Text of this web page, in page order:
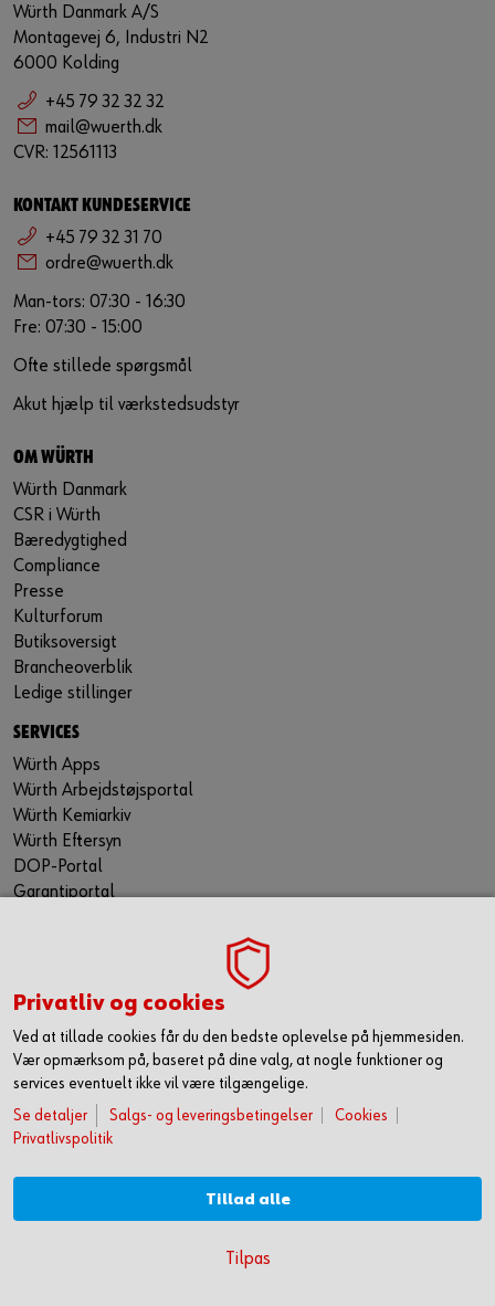
Würth Danmark A/S
Montagevej 6, Industri N2
6000 Kolding
+45 79 32 32 32
mail@wuerth.dk
CVR: 12561113
KONTAKT KUNDESERVICE
+45 79 32 31 70
ordre@wuerth.dk
Man-tors: 07:30 - 16:30
Fre: 07:30 - 15:00
Ofte stillede spørgsmål
Akut hjælp til værkstedsudstyr
OM WÜRTH
Würth Danmark
CSR i Würth
Bæredygtighed
Compliance
Presse
Kulturforum
Butiksoversigt
Brancheoverblik
Ledige stillinger
SERVICES
Würth Apps
Würth Arbejdstøjsportal
Würth Kemiarkiv
Würth Eftersyn
DOP-Portal
Garantiportal
WÜRTH TECHNICAL SOFTWARE II
Gå ikke glip af nyheder og skarpe tilbud. Hold dig opdateret
via vores nyhedsbrev. Så får du de seneste nyheder, gode
tilbud og kampagner samt tips og tricks direkte i din
mailindbakke.
Du tilmelder dig her
FØLG OS HER
Privatliv og cookies
Ved at tillade cookies får du den bedste oplevelse på hjemmesiden.
Vær opmærksom på, baseret på dine valg, at nogle funktioner og
services eventuelt ikke vil være tilgængelige.
Se detaljer
Salgs- og leveringsbetingelser
Cookies
Privatlivspolitik
Tillad alle
Tilpas
OPRET DIG OG FÅ ADGANG TIL 50.000 PRODUKTER >